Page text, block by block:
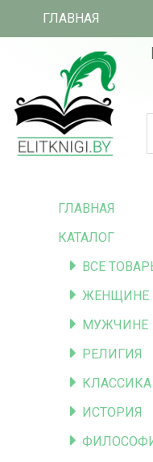
ГЛАВНАЯ
ГЛАВНАЯ
КАТАЛОГ
ВСЕ
ЖЕНЩИНЕ
МУЖЧИНЕ
РЕЛИГИЯ
КЛАССИКА
ИСТОРИЯ